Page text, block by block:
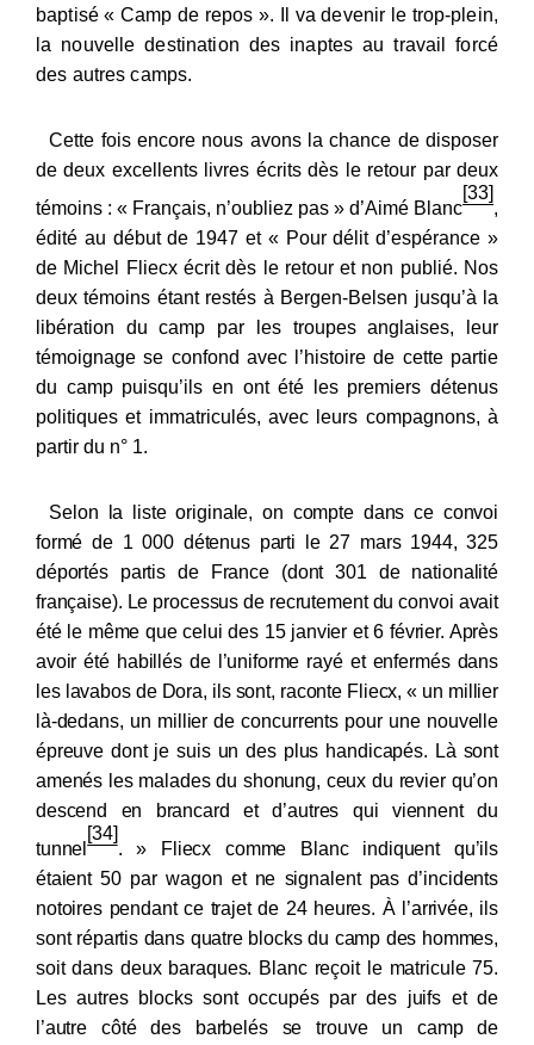
baptisé « Camp de repos ». Il va devenir le trop-plein,
la nouvelle destination des inaptes au travail forcé
des autres camps.
Cette fois encore nous avons la chance de disposer
de deux excellents livres écrits dès le retour par deux
témoins : « Français, n’oubliez pas » d’Aimé Blanc
[33]
,
édité au début de 1947 et « Pour délit d’espérance »
de Michel Fliecx écrit dès le retour et non publié. Nos
deux témoins étant restés à Bergen-Belsen jusqu’à la
libération du camp par les troupes anglaises, leur
témoignage se confond avec l’histoire de cette partie
du camp puisqu’ils en ont été les premiers détenus
politiques et immatriculés, avec leurs compagnons, à
partir du n° 1.
Selon la liste originale, on compte dans ce convoi
formé de 1 000 détenus parti le 27 mars 1944, 325
déportés partis de France (dont 301 de nationalité
française). Le processus de recrutement du convoi avait
été le même que celui des 15 janvier et 6 février. Après
avoir été habillés de l’uniforme rayé et enfermés dans
les lavabos de Dora, ils sont, raconte Fliecx, « un millier
là-dedans, un millier de concurrents pour une nouvelle
épreuve dont je suis un des plus handicapés. Là sont
amenés les malades du shonung, ceux du revier qu’on
descend en brancard et d’autres qui viennent du
tunnel
[34]
. » Fliecx comme Blanc indiquent qu’ils
étaient 50 par wagon et ne signalent pas d’incidents
notoires pendant ce trajet de 24 heures. À l’arrivée, ils
sont répartis dans quatre blocks du camp des hommes,
soit dans deux baraques. Blanc reçoit le matricule 75.
Les autres blocks sont occupés par des juifs et de
l’autre côté des barbelés se trouve un camp de